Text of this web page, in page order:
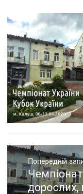
Навігація
записівПопередній
Попередній
запис:
дорослих,